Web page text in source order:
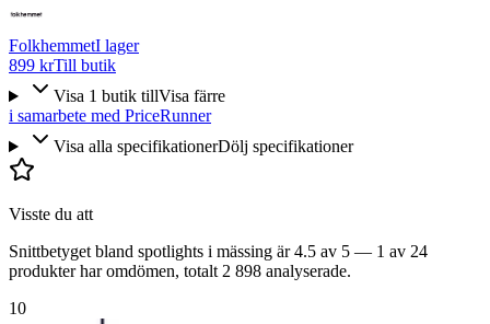
FolkhemmetI lager
899 krTill butik
Visa 1 butik tillVisa färre
i samarbete med PriceRunner
Visa alla specifikationerDölj specifikationer
Visste du att
Snittbetyget bland spotlights i mässing är 4.5 av 5 — 1 av 24
produkter har omdömen, totalt 2 898 analyserade.
10